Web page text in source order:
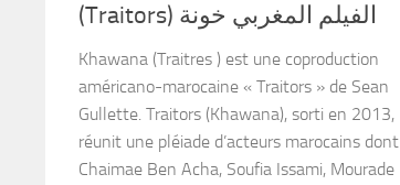
(Traitors) الفيلم المغربي خونة
Khawana (Traitres ) est une coproduction
américano-marocaine « Traitors » de Sean
Gullette. Traitors (Khawana), sorti en 2013,
réunit une pléiade d’acteurs marocains dont
Chaimae Ben Acha, Soufia Issami, Mourade